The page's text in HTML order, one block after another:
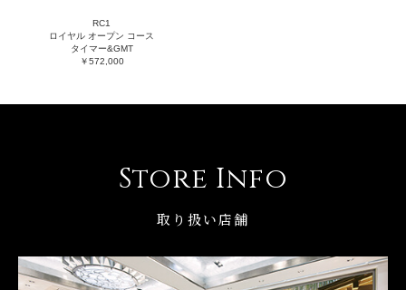
RC1
ロイヤル オープン コース
タイマー&GMT
￥572,000
Store Info
取り扱い店舗